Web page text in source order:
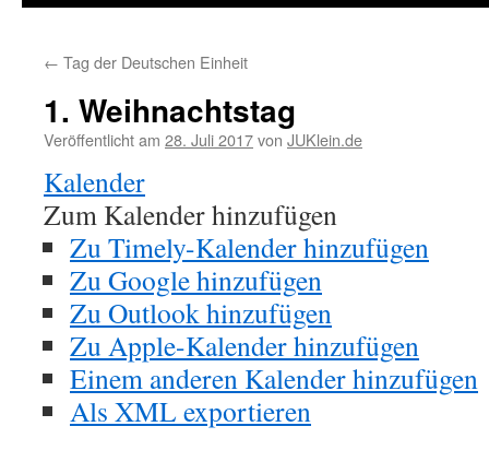
← Tag der Deutschen Einheit
1. Weihnachtstag
Veröffentlicht am 28. Juli 2017von JUKlein.de
Kalender
Zum Kalender hinzufügen
Zu Timely-Kalender hinzufügen
Zu Google hinzufügen
Zu Outlook hinzufügen
Zu Apple-Kalender hinzufügen
Einem anderen Kalender hinzufügen
Als XML exportieren